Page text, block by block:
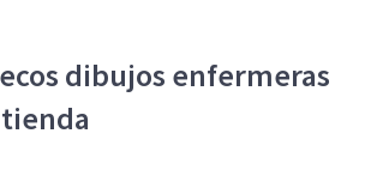
dibujos enfermeras